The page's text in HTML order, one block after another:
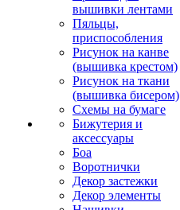
вышивки лентами
Пяльцы,
приспособления
Рисунок на канве
(вышивка крестом)
Рисунок на ткани
(вышивка бисером)
Схемы на бумаге
Бижутерия и
аксессуары
Боа
Воротнички
Декор застежки
Декор элементы